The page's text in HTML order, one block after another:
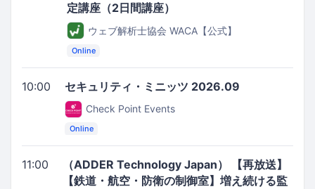
定講座（2日間講座）
ウェブ解析士協会 WACA【公式】
Online
10:00 セキュリティ・ミニッツ 2026.09
Check Point Events
Online
11:00
（ADDER Technology Japan） 【再放送】
【鉄道・航空・防衛の制御室】増え続ける監